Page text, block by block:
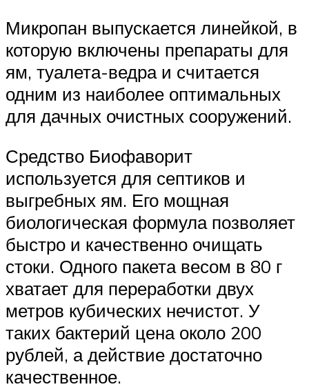
Микропан выпускается линейкой, в
которую включены препараты для
ям, туалета-ведра и считается
одним из наиболее оптимальных
для дачных очистных сооружений.
Средство Биофаворит
используется для септиков и
выгребных ям. Его мощная
биологическая формула позволяет
быстро и качественно очищать
стоки. Одного пакета весом в 80 г
хватает для переработки двух
метров кубических нечистот. У
таких бактерий цена около 200
рублей, а действие достаточно
качественное.